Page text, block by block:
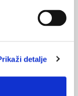
detalje
<